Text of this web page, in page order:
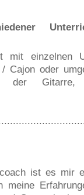
mit einzelnen
Cajon oder
der
ist es mir
meine